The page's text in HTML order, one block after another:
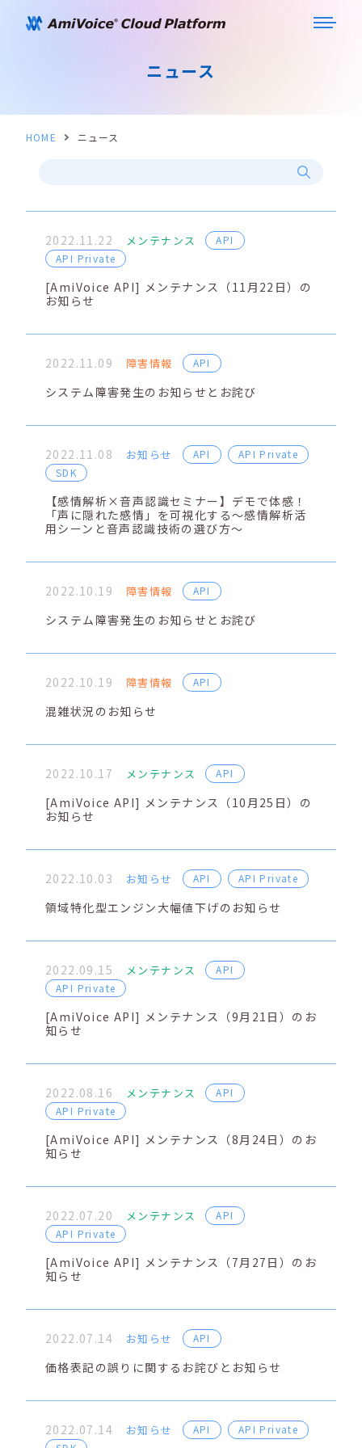
ニュース
HOME ニュース
2022.11.22 メンテナンス
API
API Private
[AmiVoice API] メンテナンス（11月22日）の
お知らせ
2022.11.09 障害情報 API
システム障害発生のお知らせとお詫び
2022.11.08 お知らせ API
API Private
SDK
【感情解析×音声認識セミナー】デモで体感！
「声に隠れた感情」を可視化する～感情解析活
用シーンと音声認識技術の選び方～
2022.10.19 障害情報 API
システム障害発生のお知らせとお詫び
2022.10.19 障害情報 API
混雑状況のお知らせ
2022.10.17 メンテナンス API
[AmiVoice API] メンテナンス（10月25日）の
お知らせ
2022.10.03 お知らせ API API Private
領域特化型エンジン大幅値下げのお知らせ
2022.09.15 メンテナンス
API
API Private
[AmiVoice API] メンテナンス（9月21日）のお
知らせ
2022.08.16 メンテナンス
API
API Private
[AmiVoice API] メンテナンス（8月24日）のお
知らせ
2022.07.20 メンテナンス
API
API Private
[AmiVoice API] メンテナンス（7月27日）のお
知らせ
2022.07.14 お知らせ API
価格表記の誤りに関するお詫びとお知らせ
2022.07.14 お知らせ API
API Private